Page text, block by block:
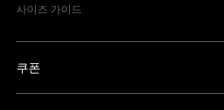
사이즈 가이드
쿠폰